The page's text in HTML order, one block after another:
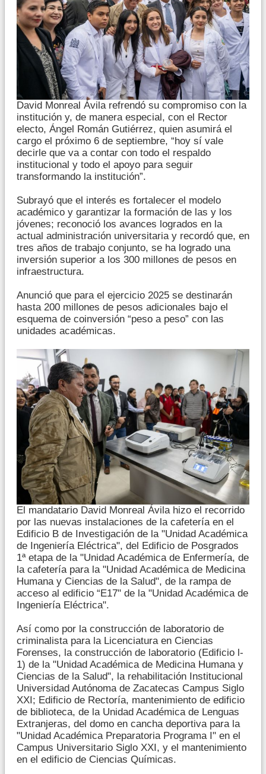
David Monreal Ávila refrendó su compromiso con la
institución y, de manera especial, con el Rector
electo, Ángel Román Gutiérrez, quien asumirá el
cargo el próximo 6 de septiembre, “hoy sí vale
decirle que va a contar con todo el respaldo
institucional y todo el apoyo para seguir
transformando la institución”.
Subrayó que el interés es fortalecer el modelo
académico y garantizar la formación de las y los
jóvenes; reconoció los avances logrados en la
actual administración universitaria y recordó que, en
tres años de trabajo conjunto, se ha logrado una
inversión superior a los 300 millones de pesos en
infraestructura.
Anunció que para el ejercicio 2025 se destinarán
hasta 200 millones de pesos adicionales bajo el
esquema de coinversión “peso a peso” con las
unidades académicas.
El mandatario David Monreal Ávila hizo el recorrido
por las nuevas instalaciones de la cafetería en el
Edificio B de Investigación de la "Unidad Académica
de Ingeniería Eléctrica", del Edificio de Posgrados
1ª etapa de la "Unidad Académica de Enfermería, de
la cafetería para la "Unidad Académica de Medicina
Humana y Ciencias de la Salud", de la rampa de
acceso al edificio “E17" de la "Unidad Académica de
Ingeniería Eléctrica".
Así como por la construcción de laboratorio de
criminalista para la Licenciatura en Ciencias
Forenses, la construcción de laboratorio (Edificio l-
1) de la "Unidad Académica de Medicina Humana y
Ciencias de la Salud", la rehabilitación Institucional
Universidad Autónoma de Zacatecas Campus Siglo
XXI; Edificio de Rectoría, mantenimiento de edificio
de biblioteca, de la Unidad Académica de Lenguas
Extranjeras, del domo en cancha deportiva para la
"Unidad Académica Preparatoria Programa I" en el
Campus Universitario Siglo XXI, y el mantenimiento
en el edificio de Ciencias Químicas.